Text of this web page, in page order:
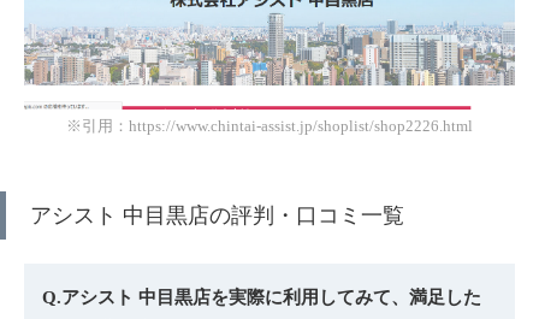
※引用：https://www.chintai-assist.jp/shoplist/shop2226.html
アシスト 中目黒店の評判・口コミ一覧
Q.アシスト 中目黒店を実際に利用してみて、満足した